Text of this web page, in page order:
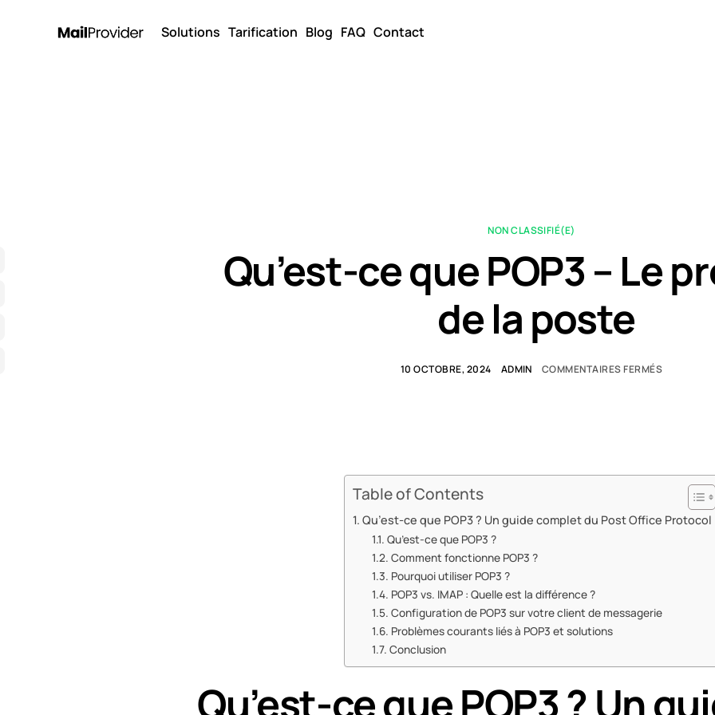
Solutions Tarification Blog FAQ Contact
NON CLASSIFIÉ(E)
Qu’est-ce que POP3 – Le
de la poste
10 OCTOBRE, 2024 ADMIN COMMENTAIRES FERMÉS
Table of Contents
Qu’est-ce que POP3 ? Un guide complet du Post Office Protocol
Qu’est-ce que POP3 ?
Comment fonctionne POP3 ?
Pourquoi utiliser POP3 ?
POP3 vs. IMAP : Quelle est la différence ?
Configuration de POP3 sur votre client de messagerie
Problèmes courants liés à POP3 et solutions
Conclusion
Qu’est-ce que POP3 ? Un